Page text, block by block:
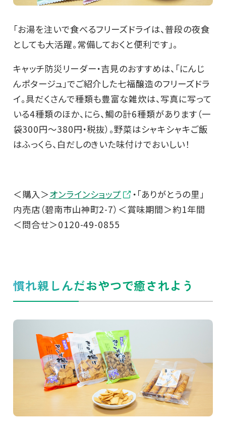
「お湯を注いで食べるフリーズドライは、普段の夜食
としても大活躍。常備しておくと便利です」。
キャッチ防災リーダー・吉見のおすすめは、「にんじ
んポタージュ」でご紹介した七福醸造のフリーズドラ
イ。具だくさんで種類も豊富な雑炊は、写真に写って
いる4種類のほか、にら、鯛の計6種類があります（一
袋300円～380円・税抜）。野菜はシャキシャキご飯
はふっくら、白だしのきいた味付けでおいしい！
＜購入＞オンラインショップ
・「ありがとうの里」
内売店（碧南市山神町2-7）＜賞味期間＞約1年間
＜問合せ＞0120-49-0855
慣れ親しんだおやつで癒されよう